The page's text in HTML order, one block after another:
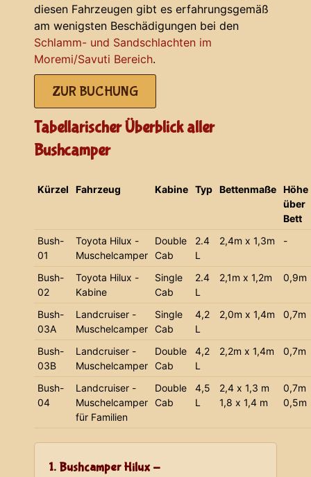
diesen Fahrzeugen gibt es erfahrungsgemäß
am wenigsten Beschädigungen bei den
Schlamm- und Sandschlachten im
Moremi/Savuti Bereich.
ZUR BUCHUNG
Tabellarischer Überblick aller
Bushcamper
Kürzel Fahrzeug Kabine Typ Bettenmaße Höhe
über
Bett
Bush-
01
Toyota Hilux -
Muschelcamper
Double
Cab
2.4
L
2,4m x 1,3m -
Bush-
02
Toyota Hilux -
Kabine
Single
Cab
2.4
L
2,1m x 1,2m 0,9m
Bush-
03A
Landcruiser -
Muschelcamper
Single
Cab
4,2
L
2,0m x 1,4m 0,7m
Bush-
03B
Landcruiser -
Muschelcamper
Double
Cab
4,2
L
2,2m x 1,4m 0,7m
Bush-
04
Landcruiser -
Muschelcamper
für Familien
Double
Cab
4,5
L
2,4 x 1,3 m
1,8 x 1,4 m
0,7m
0,5m
1. Bushcamper Hilux -